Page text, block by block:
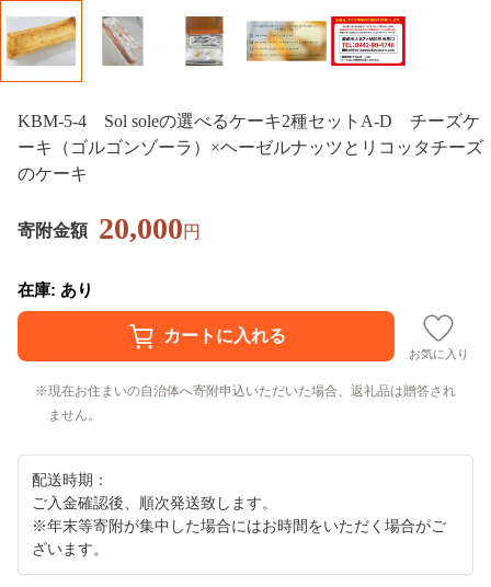
KBM-5-4 Sol soleの選べるケーキ2種セットA-D チーズケ
ーキ（ゴルゴンゾーラ）×ヘーゼルナッツとリコッタチーズ
のケーキ
寄附金額 20,000円
在庫: あり
お気に入り
現在お住まいの自治体へ寄附申込いただいた場合、返礼品は贈答され
ません。
配送時期：
ご入金確認後、順次発送致します。
※年末等寄附が集中した場合にはお時間をいただく場合がご
ざいます。